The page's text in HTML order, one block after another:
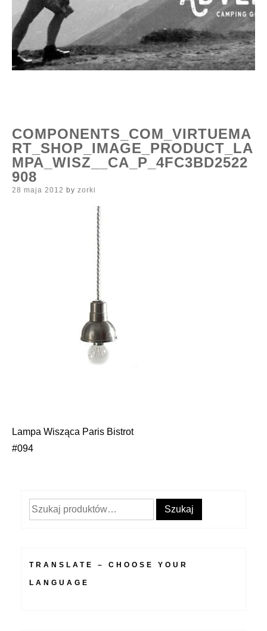
COMPONENTS_COM_VIRTUEMA
RT_SHOP_IMAGE_PRODUCT_LA
MPA_WISZ__CA_P_4FC3BD2522
908
Posted
28 maja 2012 by zorki
Nawigacja
Lampa Wisząca Paris Bistrot
#094
Szukaj: Szukaj
TRANSLATE – CHOOSE YOUR
LANGUAGE